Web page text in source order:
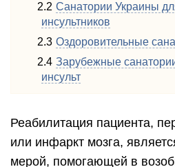
Санатории Украины
инсультников
Оздоровительные
Зарубежные
инсульт
Реабилитация пациента,
или инфаркт мозга,
мерой, помогающей в